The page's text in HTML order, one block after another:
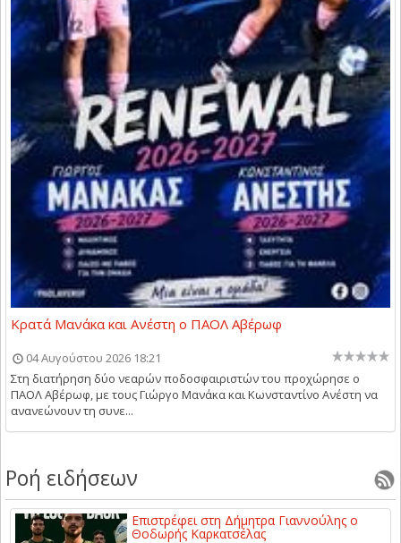
Κρατά Μανάκα και Ανέστη ο ΠΑΟΛ Αβέρωφ
04 Αυγούστου 2026 18:21
Στη διατήρηση δύο νεαρών ποδοσφαιριστών του προχώρησε ο
ΠΑΟΛ Αβέρωφ, με τους Γιώργο Μανάκα και Κωνσταντίνο Ανέστη να
ανανεώνουν τη συνε...
Ροή ειδήσεων
Επιστρέφει στη Δήμητρα Γιαννούλης ο
Θοδωρής Καρκατσέλας